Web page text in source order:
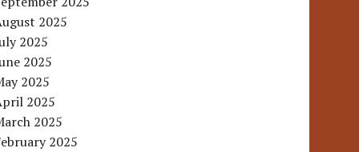
2025
2025
2025
2025
2025
2025
2025